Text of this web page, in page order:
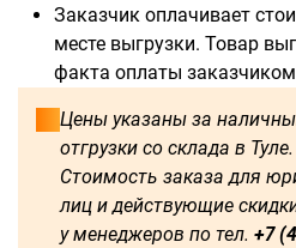
Заказчик оплачивает
месте выгрузки. Товар
факта оплаты
Цены указаны за
отгрузки со склада в Туле.
Стоимость заказа для
лиц и действующие
у менеджеров по тел. +7
2500 2750
3500 3750
4500 4750